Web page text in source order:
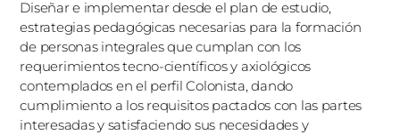
Diseñar e implementar desde el plan de estudio,
estrategias pedagógicas necesarias para la formación
de personas integrales que cumplan con los
requerimientos tecno-científicos y axiológicos
contemplados en el perfil Colonista, dando
cumplimiento a los requisitos pactados con las partes
interesadas y satisfaciendo sus necesidades y